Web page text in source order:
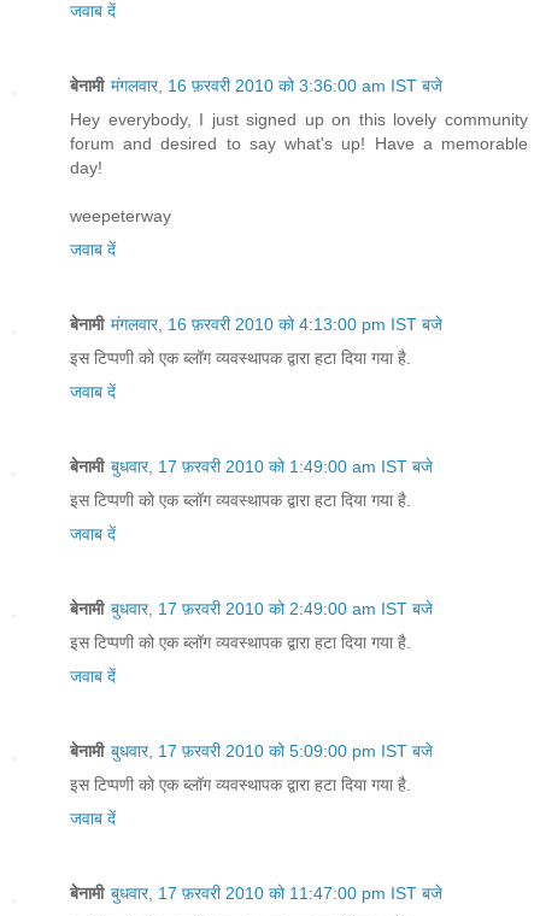
जवाब दें
बेनामी मंगलवार, 16 फ़रवरी 2010 को 3:36:00 am IST बजे
Hey everybody, I just signed up on this lovely community
forum and desired to say what's up! Have a memorable
day!
weepeterway
जवाब दें
बेनामी मंगलवार, 16 फ़रवरी 2010 को 4:13:00 pm IST बजे
इस टिप्पणी को एक ब्लॉग व्यवस्थापक द्वारा हटा दिया गया है.
जवाब दें
बेनामी बुधवार, 17 फ़रवरी 2010 को 1:49:00 am IST बजे
इस टिप्पणी को एक ब्लॉग व्यवस्थापक द्वारा हटा दिया गया है.
जवाब दें
बेनामी बुधवार, 17 फ़रवरी 2010 को 2:49:00 am IST बजे
इस टिप्पणी को एक ब्लॉग व्यवस्थापक द्वारा हटा दिया गया है.
जवाब दें
बेनामी बुधवार, 17 फ़रवरी 2010 को 5:09:00 pm IST बजे
इस टिप्पणी को एक ब्लॉग व्यवस्थापक द्वारा हटा दिया गया है.
जवाब दें
बेनामी बुधवार, 17 फ़रवरी 2010 को 11:47:00 pm IST बजे